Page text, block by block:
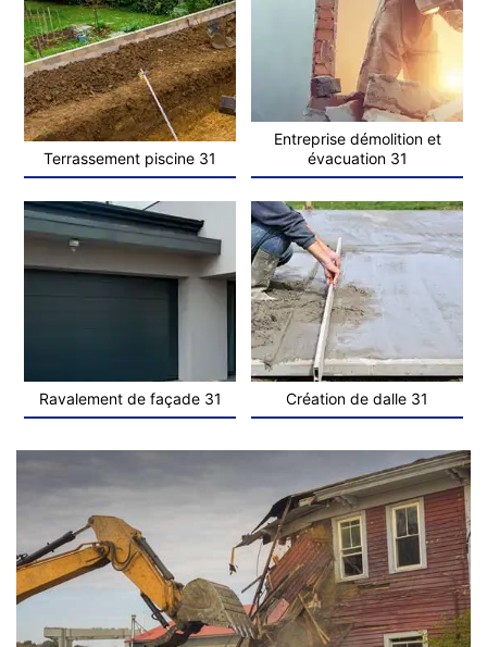
Terrassement piscine 31
Entreprise démolition et
évacuation 31
Ravalement de façade 31 Création de dalle 31